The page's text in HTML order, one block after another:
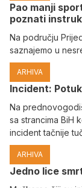
Pao manji
poznati
Na području
saznajemo u
ARHIVA
Incident:
Na
sa strancima BiH
incident tačnije
ARHIVA
Јedno lice